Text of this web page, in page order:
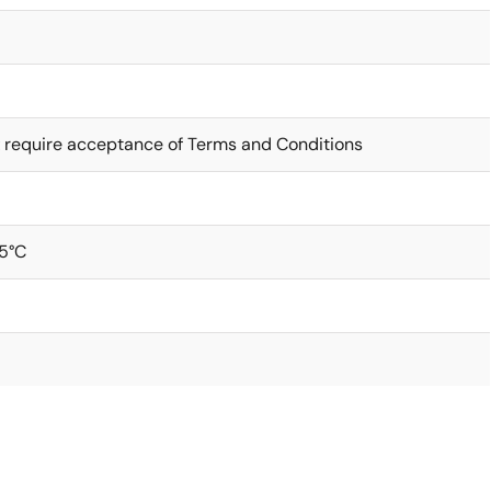
require acceptance of Terms and Conditions